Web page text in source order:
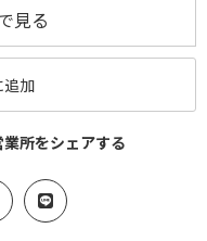
見る
追加
所をシェアする